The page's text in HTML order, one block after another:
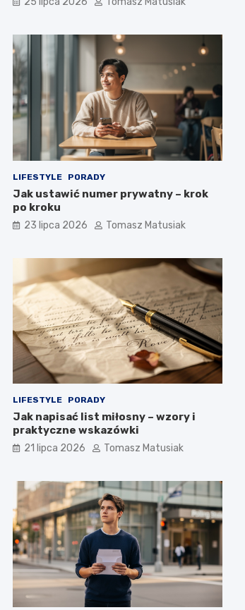
LIFESTYLE PORADY
Jak ustawić numer prywatny – krok
po kroku
23 lipca 2026 Tomasz Matusiak
LIFESTYLE PORADY
Jak napisać list miłosny – wzory i
praktyczne wskazówki
21 lipca 2026 Tomasz Matusiak